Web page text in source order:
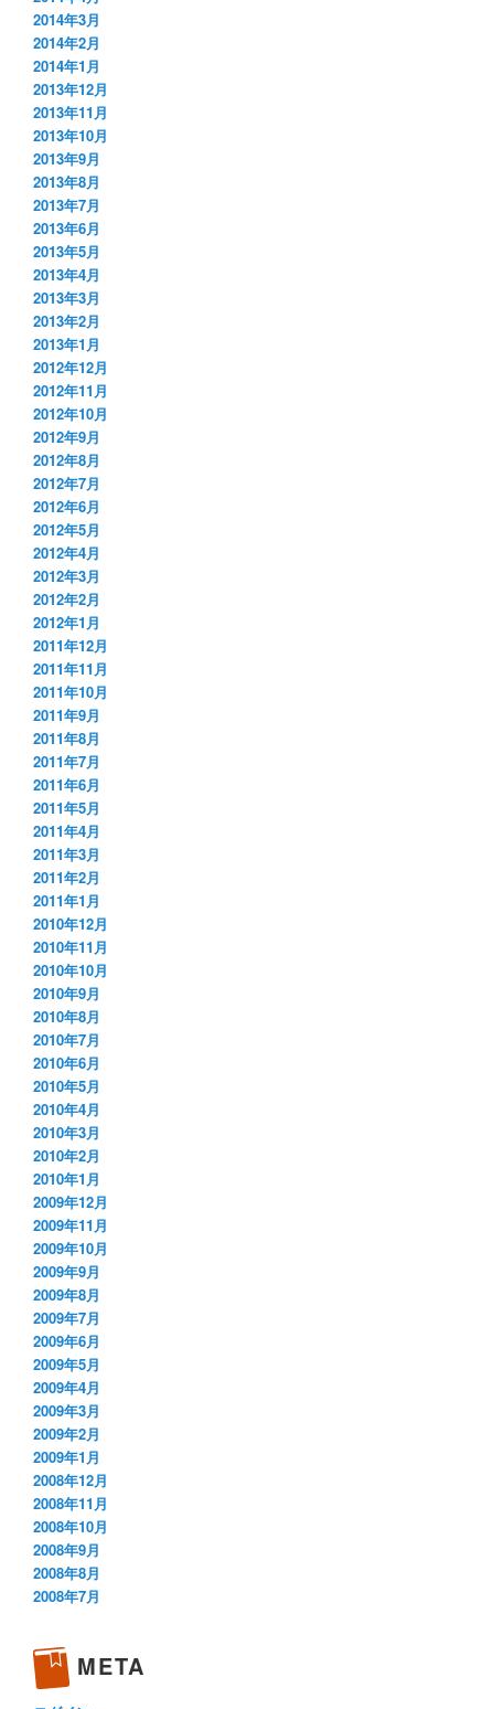
2014年3月
2014年2月
2014年1月
2013年12月
2013年11月
2013年10月
2013年9月
2013年8月
2013年7月
2013年6月
2013年5月
2013年4月
2013年3月
2013年2月
2013年1月
2012年12月
2012年11月
2012年10月
2012年9月
2012年8月
2012年7月
2012年6月
2012年5月
2012年4月
2012年3月
2012年2月
2012年1月
2011年12月
2011年11月
2011年10月
2011年9月
2011年8月
2011年7月
2011年6月
2011年5月
2011年4月
2011年3月
2011年2月
2011年1月
2010年12月
2010年11月
2010年10月
2010年9月
2010年8月
2010年7月
2010年6月
2010年5月
2010年4月
2010年3月
2010年2月
2010年1月
2009年12月
2009年11月
2009年10月
2009年9月
2009年8月
2009年7月
2009年6月
2009年5月
2009年4月
2009年3月
2009年2月
2009年1月
2008年12月
2008年11月
2008年10月
2008年9月
2008年8月
2008年7月
META